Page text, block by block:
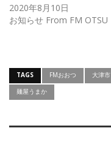
2020年8月10日
お知らせ From FM OTSU
TAGS FMおおつ 大津市
麺屋うまか